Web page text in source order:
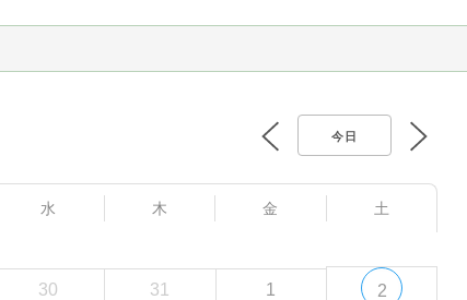
今日
水 木 金 土
30 31 1 2